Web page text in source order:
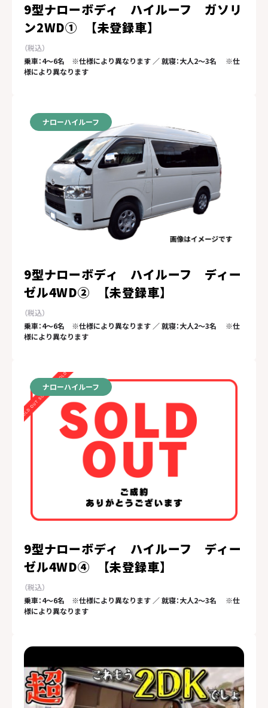
9型ナローボディ ハイルーフ ガソリ
ン2WD① 【未登録車】
乗車：4～6名 ※仕様により異なります ／ 就寝：大人2～3名 ※仕
様により異なります
ナローハイルーフ
9型ナローボディ ハイルーフ ディー
ゼル4WD② 【未登録車】
乗車：4～6名 ※仕様により異なります ／ 就寝：大人2～3名 ※仕
様により異なります
ナローハイルーフ
9型ナローボディ ハイルーフ ディー
ゼル4WD④ 【未登録車】
乗車：4～6名 ※仕様により異なります ／ 就寝：大人2～3名 ※仕
様により異なります